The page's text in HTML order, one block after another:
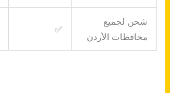
شحن لجميع
محافظات الأردن
✅